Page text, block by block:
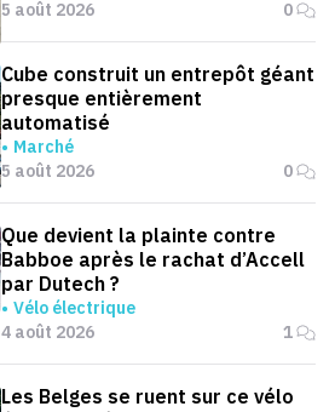
5 août 2026
0
Cube construit un entrepôt géant
presque entièrement
automatisé
Marché
5 août 2026
0
Que devient la plainte contre
Babboe après le rachat d’Accell
par Dutech ?
Vélo électrique
4 août 2026
1
Les Belges se ruent sur ce vélo